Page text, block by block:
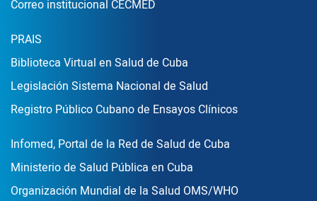
Correo institucional CECMED
Enlace Footer2
PRAIS
Biblioteca Virtual en Salud de Cuba
Legislación Sistema Nacional de Salud
Registro Público Cubano de Ensayos Clínicos
Enlace Footer3
Infomed, Portal de la Red de Salud de Cuba
Ministerio de Salud Pública en Cuba
Organización Mundial de la Salud OMS/WHO